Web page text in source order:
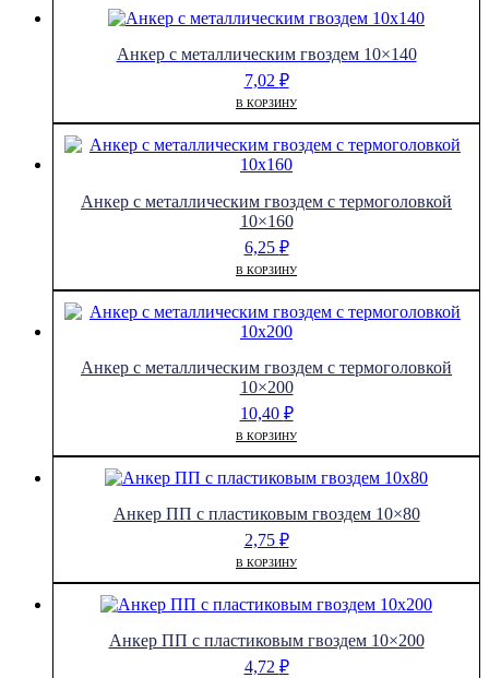
Анкер с металлическим гвоздем 10×140
7,02 ₽
В КОРЗИНУ
Анкер с металлическим гвоздем с термоголовкой
10×160
6,25 ₽
В КОРЗИНУ
Анкер с металлическим гвоздем с термоголовкой
10×200
10,40 ₽
В КОРЗИНУ
Анкер ПП с пластиковым гвоздем 10×80
2,75 ₽
В КОРЗИНУ
Анкер ПП с пластиковым гвоздем 10×200
4,72 ₽